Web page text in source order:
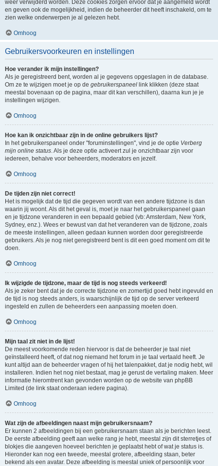
weer verwijderd worden. Deze cookies zorgen ervoor dat je aangemeld wordt
en geven ook de mogelijkheid, indien de beheerder dit heeft inschakeld, om te
zien welke onderwerpen je al gelezen hebt.
Omhoog
Gebruikersvoorkeuren en instellingen
Hoe verander ik mijn instellingen?
Als je geregistreerd bent, worden al je gegevens opgeslagen in de database.
Om ze te wijzigen moet je op de gebruikerspaneel link klikken (deze staat
meestal bovenaan op de pagina, maar dit kan verschillen), daarna kun je je
instellingen wijzigen.
Omhoog
Hoe kan ik onzichtbaar zijn in de online gebruikers lijst?
In het gebruikerspaneel onder "foruminstellingen", vind je de optie Verberg
mijn online status. Als je deze optie activeert zul je onzichtbaar zijn voor
iedereen, behalve voor beheerders, moderators en jezelf.
Omhoog
De tijden zijn niet correct!
Het is mogelijk dat de tijd die gegeven wordt van een andere tijdzone is dan
waarin jij woont. Als dit het geval is, moet je naar het gebruikerspaneel gaan
en je tijdzone veranderen in een bepaald gebied (vb: Amsterdam, New York,
Sydney, enz.). Wees er bewust van dat het veranderen van de tijdzone, zoals
de meeste instellingen, alleen gedaan kunnen worden door geregistreerde
gebruikers. Als je nog niet geregistreerd bent is dit een goed moment om dit te
doen.
Omhoog
Ik wijzigde de tijdzone, maar de tijd is nog steeds verkeerd!
Als je zeker bent dat je de correcte tijdzone en zomertijd goed hebt ingevuld en
de tijd is nog steeds anders, is waarschijnlijk de tijd op de server verkeerd
ingesteld en zullen de beheerders een aanpassing moeten doen.
Omhoog
Mijn taal zit niet in de lijst!
De meest voorkomende reden hiervoor is dat de beheerder je taal niet
geïnstalleerd heeft, of dat nog niemand het forum in je taal vertaald heeft. Je
kunt altijd aan de beheerder vragen of hij het talenpakket, dat je nodig hebt, wil
installeren. Indien het nog niet bestaat, mag je gerust de vertaling maken. Meer
informatie hieromtrent kan gevonden worden op de website van phpBB
Limited (de link staat onderaan iedere pagina).
Omhoog
Wat zijn de afbeeldingen naast mijn gebruikersnaam?
Er kunnen 2 afbeeldingen bij een gebruikersnaam staan als je berichten leest.
De eerste afbeelding geeft aan welke rang je hebt, meestal zijn dit sterretjes of
blokjes die aangeven hoeveel berichten je geplaatst hebt of wat je status is.
Hieronder kan nog een tweede, meestal grotere, afbeelding staan, beter
bekend als een avatar. Deze afbeelding is meestal uniek of persoonlijk voor